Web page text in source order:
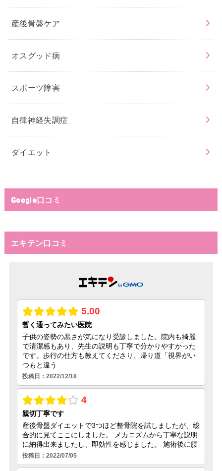
産後骨盤ケア
オスグッド病
スポーツ障害
自律神経失調症
ダイエット
Google口コミ
エキテン口コミ